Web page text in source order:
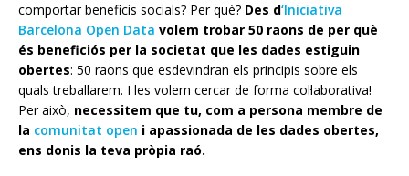
comportar beneficis socials? Per què? Des d‘Iniciativa
Barcelona Open Data volem trobar 50 raons de per què
és beneficiós per la societat que les dades estiguin
obertes: 50 raons que esdevindran els principis sobre els
quals treballarem. I les volem cercar de forma col·laborativa!
Per això, necessitem que tu, com a persona membre de
la comunitat open i apassionada de les dades obertes,
ens donis la teva pròpia raó.